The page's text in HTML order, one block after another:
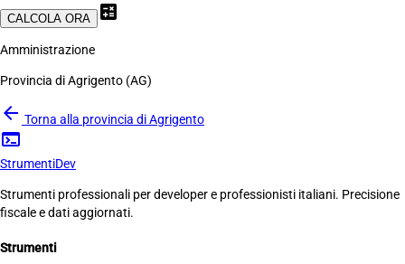
CALCOLA ORA calculate
Amministrazione
Provincia di Agrigento (AG)
arrow_back Torna alla provincia di Agrigento
terminal
StrumentiDev
Strumenti professionali per developer e professionisti italiani. Precisione
fiscale e dati aggiornati.
Strumenti